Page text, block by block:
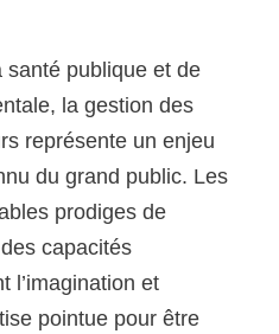
santé publique et de
la gestion des
représente un enjeu
du grand public. Les
prodiges de
capacités
l’imagination et
pointue pour être